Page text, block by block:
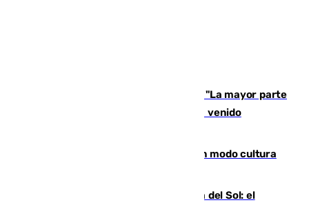
Un testimonio del colapso en Ceuta: "La mayor parte
de los que han venido son víctimas, han venido
Torrenueva Costa pone el verano en modo cultura
Este es el palmarés del Trofeo Costa del Sol: el